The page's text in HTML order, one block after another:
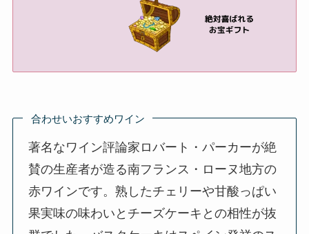
合わせいおすすめワイン
著名なワイン評論家ロバート・パーカーが絶
賛の生産者が造る南フランス・ローヌ地方の
赤ワインです。熟したチェリーや甘酸っぱい
果実味の味わいとチーズケーキとの相性が抜